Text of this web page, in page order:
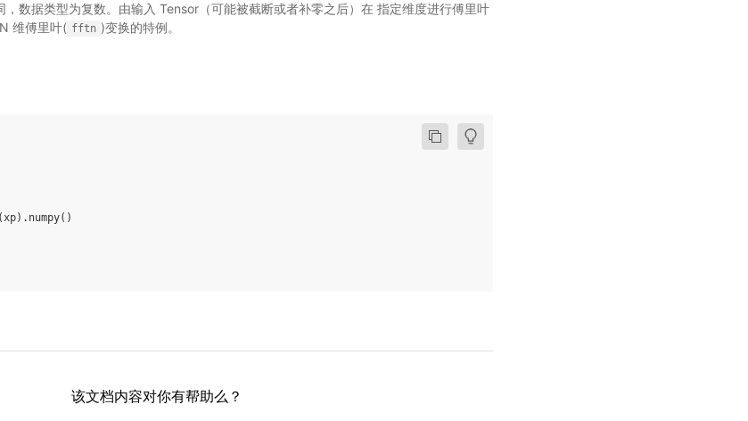
数据类型为复数。由输入 Tensor（可能被截断或者补零之后）在 指定维度进行傅里叶
维傅里叶( fftn )变换的特例。
(xp) . numpy()
该文档内容对你有帮助么？